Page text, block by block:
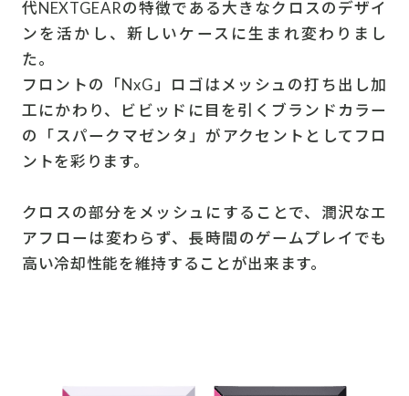
代NEXTGEARの特徴である大きなクロスのデザイ
ンを活かし、新しいケースに生まれ変わりまし
た。
フロントの「NxG」ロゴはメッシュの打ち出し加
工にかわり、ビビッドに目を引くブランドカラー
の「スパークマゼンタ」がアクセントとしてフロ
ントを彩ります。
クロスの部分をメッシュにすることで、潤沢なエ
アフローは変わらず、長時間のゲームプレイでも
高い冷却性能を維持することが出来ます。